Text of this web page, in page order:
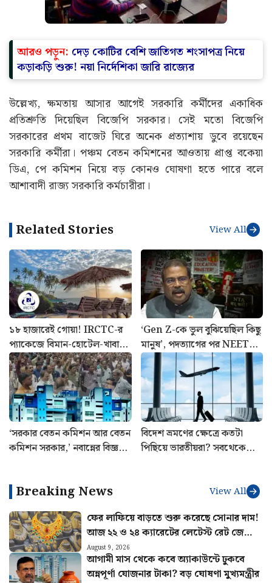
আরও পড়ুন: দেড় কোটির বেশি জাতিগত শংসাপত্র নিয়ে
কড়াকড়ি শুরু! নয়া নির্দেশিকা জারি রাজ্যের
উল্লেখ্য, ক্ষমতায় আসার আগেই সরকারি কর্মীদের একাধিক
প্রতিশ্রুতি দিয়েছিল বিজেপি সরকার। সেই মতো বিজেপি
সরকারের প্রথম বাজেট ঘিরে অনেক প্রত্যাশায় ডুবে রয়েছেন
সরকারি কর্মীরা। পঞ্চম বেতন কমিশনের আওতায় প্রাপ্ত বকেয়া
ডিএ, পে কমিশন নিয়ে বড় কোনও ঘোষণা হতে পারে বলে
আশাবাদী রাজ্য সরকারি কর্মচারীরা।
Related Stories View All
১৮ হাজারেই গোয়া! IRCTC-র
প্যাকেজে বিমান-হোটেল-খাবার,
জানুন পুরো খরচ
‘Gen Z-কে ভুল বুঝিয়েছিল কিছু
মানুষ’, পদত্যাগের পর NEET
আন্দোলন নিয়ে প্রথমবার মুখ
খুললেন ধমেন্দ্র প্রধান
‘সরকার বেতন কমিশন আর বেতন
কমিশন সরকার,’ নবান্নের বিজ্ঞপ্তি
বিদেশ ভ্রমণের ক্ষেত্রে কতটা
পিছিয়ে ভারতীয়রা? সবথেকে
Breaking News View All
ফের লাফিয়ে বাড়তে শুরু করেছে সোনার দাম!
আজ ২২ ও ২৪ ক্যারেটের লেটেস্ট রেট জেনে
নিন
August 9, 2026
আগামী মাস থেকে কবে অ্যাকাউন্টে ঢুকবে
অন্নপূর্ণা যোজনার টাকা? বড় ঘোষণা মুখ্যমন্ত্রীর